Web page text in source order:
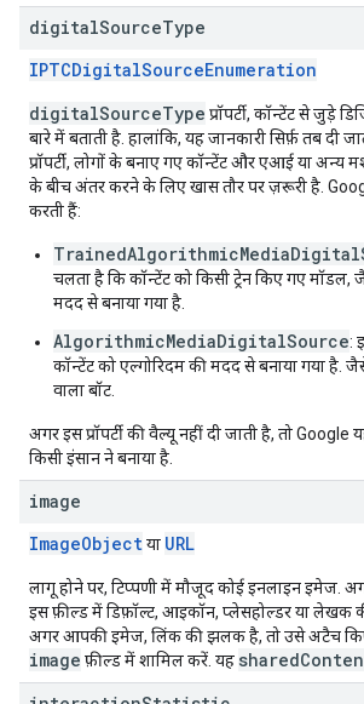
digitalSourceType
IPTCDigitalSourceEnumeration
digitalSourceType प्रॉपर्टी, कॉन्टेंट से जुड़े
बारे में बताती है. हालांकि, यह जानकारी सिर्फ़ तब दी
प्रॉपर्टी, लोगों के बनाए गए कॉन्टेंट और एआई या अन्य
के बीच अंतर करने के लिए खास तौर पर ज़रूरी है.
करती हैं:
चलता है कि कॉन्टेंट को किसी ट्रेन किए गए
मदद से बनाया गया है.
AlgorithmicMediaDigitalSource:
कॉन्टेंट को एल्गोरिदम की मदद से बनाया गया
वाला बॉट.
अगर इस प्रॉपर्टी की वैल्यू नहीं दी जाती है, तो Google
किसी इंसान ने बनाया है.
image
ImageObject या URL
लागू होने पर, टिप्पणी में मौजूद कोई इनलाइन इमेज.
इस फ़ील्ड में डिफ़ॉल्ट, आइकॉन, प्लेसहोल्डर या लेखक
अगर आपकी इमेज, लिंक की झलक है, तो उसे अटैच
image फ़ील्ड में शामिल करें. यह